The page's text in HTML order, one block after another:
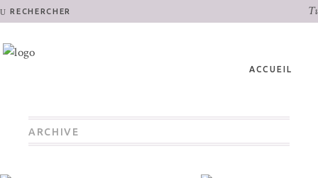
RECHERCHER
ACCUEIL
ARCHIVE